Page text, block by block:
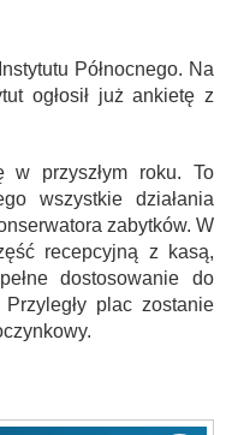
Północnego. Na
ogłosił już ankietę z
w przyszłym roku. To
wszystkie działania
zabytków. W
recepcyjną z kasą,
dostosowanie do
plac zostanie